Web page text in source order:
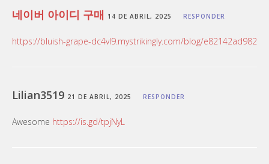
네이버 아이디 구매 14 DE ABRIL, 2025 RESPONDER
https://bluish-grape-dc4vl9.mystrikingly.com/blog/e82142ad982
Lilian3519 21 DE ABRIL, 2025 RESPONDER
Awesome https://is.gd/tpjNyL